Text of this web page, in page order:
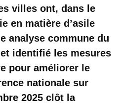
villes ont, dans le
en matière d’asile
analyse commune du
identifié les mesures
pour améliorer le
nationale sur
2025 clôt la